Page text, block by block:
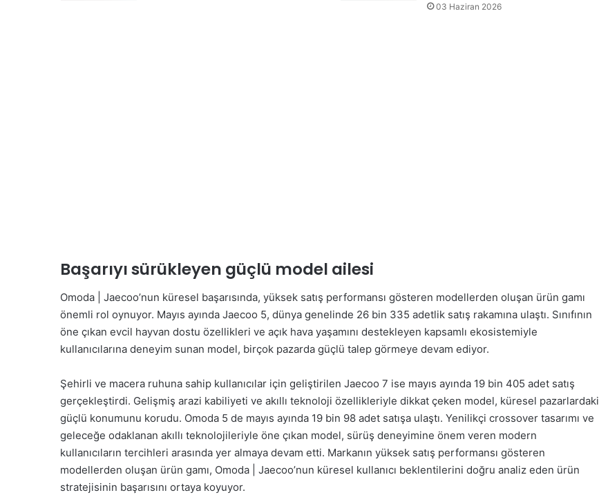
03 Haziran 2026
Başarıyı sürükleyen güçlü model ailesi
Omoda | Jaecoo’nun küresel başarısında, yüksek satış performansı gösteren modellerden oluşan ürün gamı
önemli rol oynuyor. Mayıs ayında Jaecoo 5, dünya genelinde 26 bin 335 adetlik satış rakamına ulaştı. Sınıfının
öne çıkan evcil hayvan dostu özellikleri ve açık hava yaşamını destekleyen kapsamlı ekosistemiyle
kullanıcılarına deneyim sunan model, birçok pazarda güçlü talep görmeye devam ediyor.
Şehirli ve macera ruhuna sahip kullanıcılar için geliştirilen Jaecoo 7 ise mayıs ayında 19 bin 405 adet satış
gerçekleştirdi. Gelişmiş arazi kabiliyeti ve akıllı teknoloji özellikleriyle dikkat çeken model, küresel pazarlardaki
güçlü konumunu korudu. Omoda 5 de mayıs ayında 19 bin 98 adet satışa ulaştı. Yenilikçi crossover tasarımı ve
geleceğe odaklanan akıllı teknolojileriyle öne çıkan model, sürüş deneyimine önem veren modern
kullanıcıların tercihleri arasında yer almaya devam etti. Markanın yüksek satış performansı gösteren
modellerden oluşan ürün gamı, Omoda | Jaecoo’nun küresel kullanıcı beklentilerini doğru analiz eden ürün
stratejisinin başarısını ortaya koyuyor.